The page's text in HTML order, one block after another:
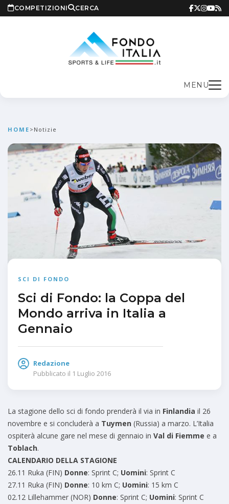
COMPETIZIONI CERCA
MENU
HOME > Notizie
SCI DI FONDO
Sci di Fondo: la Coppa del
Mondo arriva in Italia a
Gennaio
Redazione
Pubblicato il 1 Luglio 2016
La stagione dello sci di fondo prenderà il via in Finlandia il 26
novembre e si concluderà a Tuymen (Russia) a marzo. L’Italia
ospiterà alcune gare nel mese di gennaio in Val di Fiemme e a
Toblach.
CALENDARIO DELLA STAGIONE
26.11 Ruka (FIN) Donne: Sprint C; Uomini: Sprint C
27.11 Ruka (FIN) Donne: 10 km C; Uomini: 15 km C
02.12 Lillehammer (NOR) Donne: Sprint C; Uomini: Sprint C